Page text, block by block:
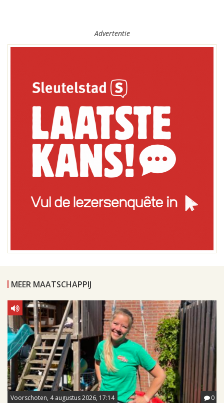
Advertentie
MEER MAATSCHAPPIJ
Voorschoten, 4 augustus 2026, 17:14 0